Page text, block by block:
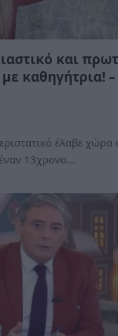
και
καθηγήτρια!
έλαβε χώρα
13χρονο…